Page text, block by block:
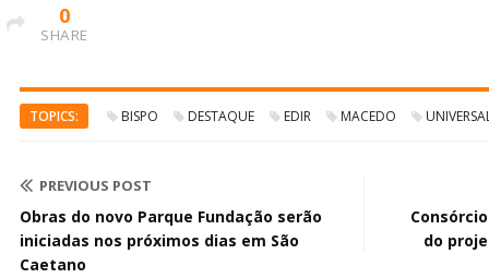
0
SHARE
TOPICS: BISPO DESTAQUE EDIR MACEDO
PREVIOUS POST
Obras do novo Parque Fundação serão
iniciadas nos próximos dias em São
Caetano
do